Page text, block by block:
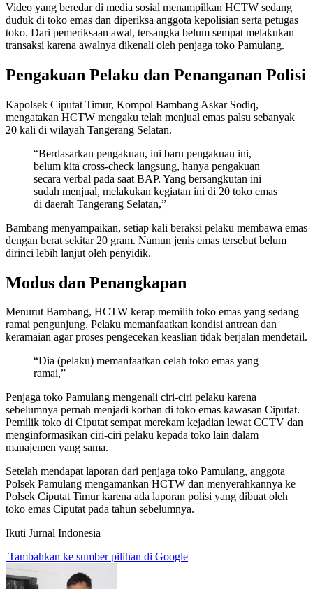
Video yang beredar di media sosial menampilkan HCTW sedang
duduk di toko emas dan diperiksa anggota kepolisian serta petugas
toko. Dari pemeriksaan awal, tersangka belum sempat melakukan
transaksi karena awalnya dikenali oleh penjaga toko Pamulang.
Pengakuan Pelaku dan Penanganan Polisi
Kapolsek Ciputat Timur, Kompol Bambang Askar Sodiq,
mengatakan HCTW mengaku telah menjual emas palsu sebanyak
20 kali di wilayah Tangerang Selatan.
“Berdasarkan pengakuan, ini baru pengakuan ini,
belum kita cross-check langsung, hanya pengakuan
secara verbal pada saat BAP. Yang bersangkutan ini
sudah menjual, melakukan kegiatan ini di 20 toko emas
di daerah Tangerang Selatan,”
Bambang menyampaikan, setiap kali beraksi pelaku membawa emas
dengan berat sekitar 20 gram. Namun jenis emas tersebut belum
dirinci lebih lanjut oleh penyidik.
Modus dan Penangkapan
Menurut Bambang, HCTW kerap memilih toko emas yang sedang
ramai pengunjung. Pelaku memanfaatkan kondisi antrean dan
keramaian agar proses pengecekan keaslian tidak berjalan mendetail.
“Dia (pelaku) memanfaatkan celah toko emas yang
ramai,”
Penjaga toko Pamulang mengenali ciri-ciri pelaku karena
sebelumnya pernah menjadi korban di toko emas kawasan Ciputat.
Pemilik toko di Ciputat sempat merekam kejadian lewat CCTV dan
menginformasikan ciri-ciri pelaku kepada toko lain dalam
manajemen yang sama.
Setelah mendapat laporan dari penjaga toko Pamulang, anggota
Polsek Pamulang mengamankan HCTW dan menyerahkannya ke
Polsek Ciputat Timur karena ada laporan polisi yang dibuat oleh
toko emas Ciputat pada tahun sebelumnya.
Ikuti Jurnal Indonesia
Tambahkan ke sumber pilihan di Google